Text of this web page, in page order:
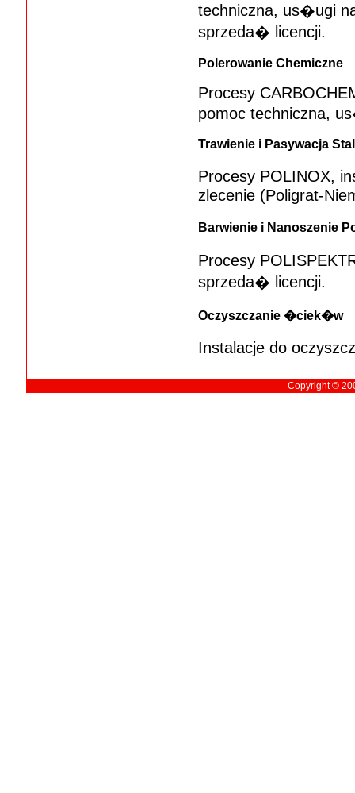
techniczna, us�ugi
sprzeda� licencji.
Polerowanie Chemiczne
Procesy
pomoc techniczna,
Trawienie i Pasywacja
Procesy POLINOX,
zlecenie (Poligrat-
Barwienie i Nanoszenie
Procesy
sprzeda� licencji.
Oczyszczanie �ciek�w
Instalacje do
Copyright ©